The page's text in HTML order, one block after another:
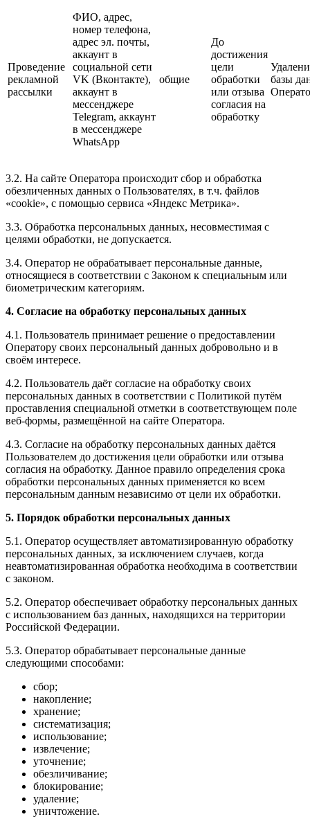
Проведение
рекламной
рассылки
ФИО, адрес,
номер телефона,
адрес эл. почты,
аккаунт в
социальной сети
VK (Вконтакте),
аккаунт в
мессенджере
Telegram, аккаунт
в мессенджере
WhatsApp
общие
До
достижения
цели
обработки
или отзыва
согласия на
обработку
базы
3.2. На сайте Оператора происходит сбор и обработка
обезличенных данных о Пользователях, в т.ч. файлов
«cookie», с помощью сервиса «Яндекс Метрика».
3.3. Обработка персональных данных, несовместимая с
целями обработки, не допускается.
3.4. Оператор не обрабатывает персональные данные,
относящиеся в соответствии с Законом к специальным или
биометрическим категориям.
4. Согласие на обработку персональных данных
4.1. Пользователь принимает решение о предоставлении
Оператору своих персональный данных добровольно и в
своём интересе.
4.2. Пользователь даёт согласие на обработку своих
персональных данных в соответствии с Политикой путём
проставления специальной отметки в соответствующем поле
веб-формы, размещённой на сайте Оператора.
4.3. Согласие на обработку персональных данных даётся
Пользователем до достижения цели обработки или отзыва
согласия на обработку. Данное правило определения срока
обработки персональных данных применяется ко всем
персональным данным независимо от цели их обработки.
5. Порядок обработки персональных данных
5.1. Оператор осуществляет автоматизированную обработку
персональных данных, за исключением случаев, когда
неавтоматизированная обработка необходима в соответствии
с законом.
5.2. Оператор обеспечивает обработку персональных данных
с использованием баз данных, находящихся на территории
Российской Федерации.
5.3. Оператор обрабатывает персональные данные
следующими способами:
сбор;
накопление;
хранение;
систематизация;
использование;
извлечение;
уточнение;
обезличивание;
блокирование;
удаление;
уничтожение.